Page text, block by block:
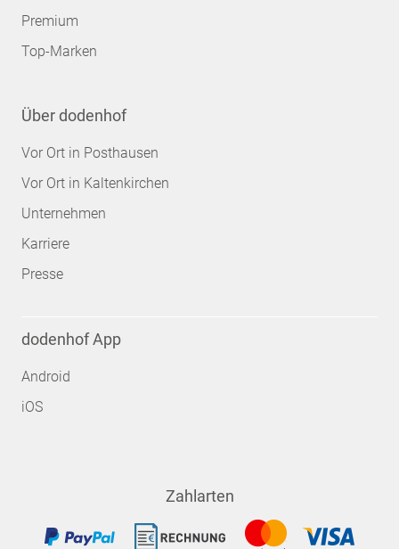
Premium
Top-Marken
Über dodenhof
Vor Ort in Posthausen
Vor Ort in Kaltenkirchen
Unternehmen
Karriere
Presse
dodenhof App
Android
iOS
Zahlarten